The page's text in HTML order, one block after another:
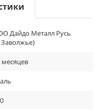
Дайдо Металл Русь
Заволжье)
месяцев